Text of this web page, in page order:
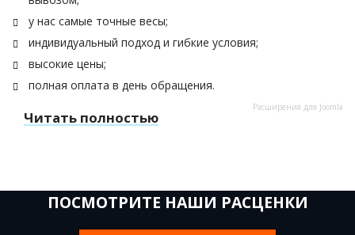
у нас самые точные весы;
индивидуальный подход и гибкие условия;
высокие цены;
полная оплата в день обращения.
Читать полностью
Расширения для Joomla
ПОСМОТРИТЕ НАШИ РАСЦЕНКИ